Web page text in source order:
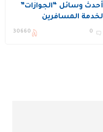
أحدث وسائل “الجوازات”
لخدمة المسافرين
0
30660